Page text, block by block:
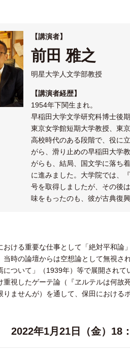
【講演者】
前田 雅之
明星大学人文学部教授
【講演者経歴】
1954年下関生まれ。
早稲田大学文学研究科博士後
東京女学館短期大学教授、東
高校時代のある段階で、役に
がら、滑り止めの早稲田大学
がらも、結局、国文学に落ち
に進みました。大学院では、
号を取得しましたが、その後
味をもったのも、彼が古典復
おける重要な仕事として「絶対平和
当時の論壇からは空想論として無視
について」（1939年）等で展開され
重視したゲーテ論（『ヱルテルは何故
りませんが）を通して、保田における
2022年1月21日（金）18